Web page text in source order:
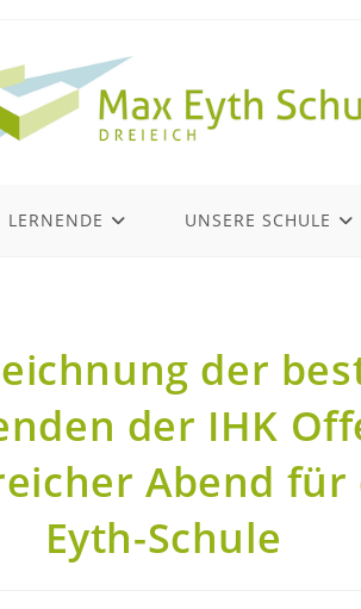
LERNENDE UNSERE SCHULE
der
der IHK
Abend für
Eyth-Schule